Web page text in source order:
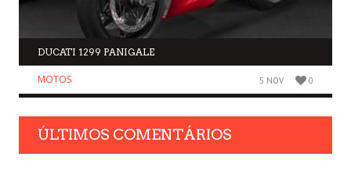
DUCATI 1299 PANIGALE
MOTOS 5 NOV 0
ÚLTIMOS COMENTÁRIOS